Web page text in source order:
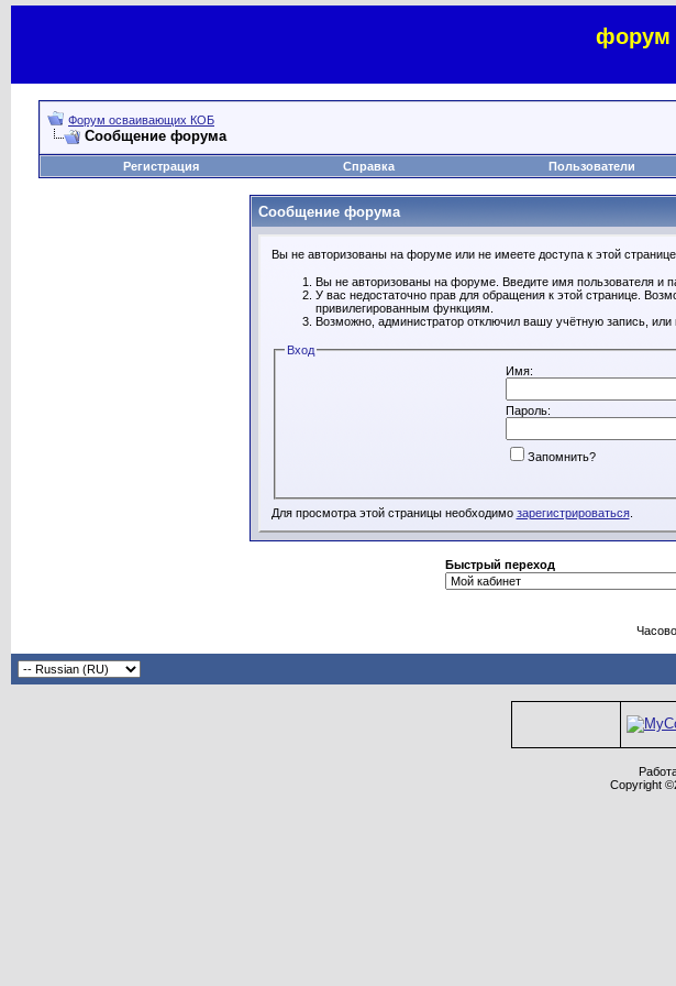
форум
Форум осваивающих КОБ
Сообщение форума
Регистрация
Справка Пользователи
Сообщение форума
Вы не авторизованы на форуме или не имеете доступа к этой
Вы не авторизованы на форуме. Введите имя пользователя и
У вас недостаточно прав для обращения к этой странице.
привилегированным функциям.
Возможно, администратор отключил вашу учётную запись,
Вход
Имя:
Пароль:
Запомнить?
Для просмотра этой страницы необходимо зарегистрироваться.
Быстрый переход
Copyright